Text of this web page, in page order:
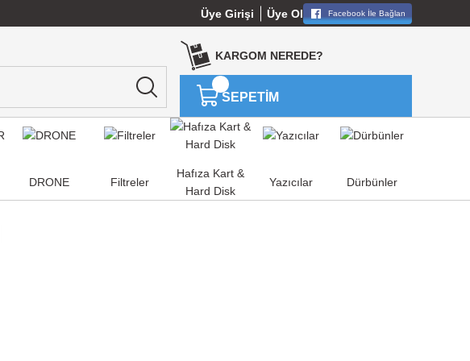
Üye Girişi Üye Ol Facebook İle Bağlan
KARGOM NEREDE?
SEPETİM
DRONE Filtreler
Hafıza Kart &
Hard Disk
Yazıcılar Dürbünler